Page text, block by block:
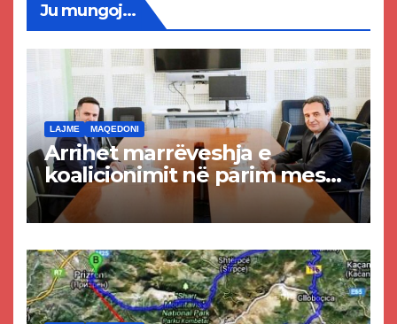
Ju mungoj...
LAJME MAQEDONI
Arrihet marrëveshja e
koalicionimit në parim mes
Kurtit dhe Abdixhikut